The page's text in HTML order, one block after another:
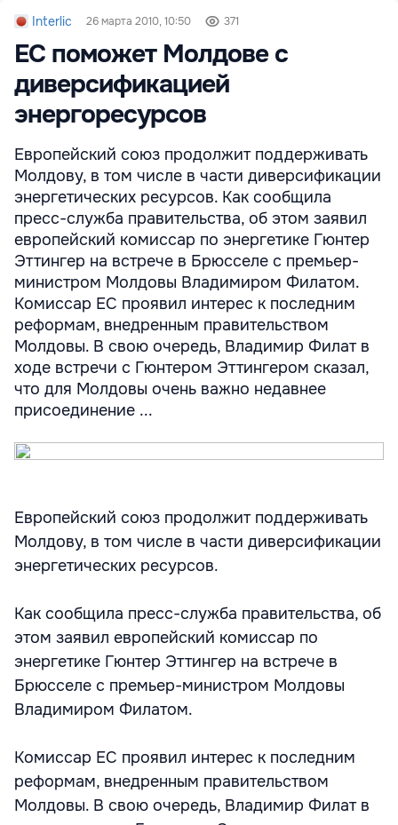
Interlic 26 марта 2010, 10:50 371
ЕС поможет Молдове с
диверсификацией
энергоресурсов
Европейский союз продолжит поддерживать
Молдову, в том числе в части диверсификации
энергетических ресурсов. Как сообщила
пресс-служба правительства, об этом заявил
европейский комиссар по энергетике Гюнтер
Эттингер на встрече в Брюсселе с премьер-
министром Молдовы Владимиром Филатом.
Комиссар ЕС проявил интерес к последним
реформам, внедренным правительством
Молдовы. В свою очередь, Владимир Филат в
ходе встречи с Гюнтером Эттингером сказал,
что для Молдовы очень важно недавнее
присоединение ...
Европейский союз продолжит поддерживать
Молдову, в том числе в части диверсификации
энергетических ресурсов.
Как сообщила пресс-служба правительства, об
этом заявил европейский комиссар по
энергетике Гюнтер Эттингер на встрече в
Брюсселе с премьер-министром Молдовы
Владимиром Филатом.
Комиссар ЕС проявил интерес к последним
реформам, внедренным правительством
Молдовы. В свою очередь, Владимир Филат в